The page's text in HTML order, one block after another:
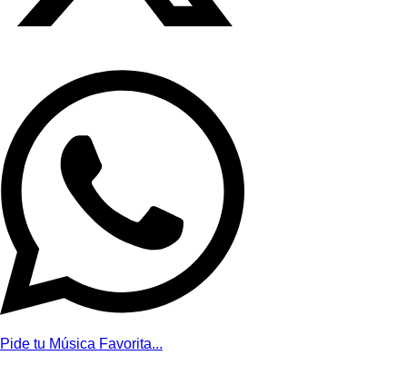
Pide tu Música Favorita...